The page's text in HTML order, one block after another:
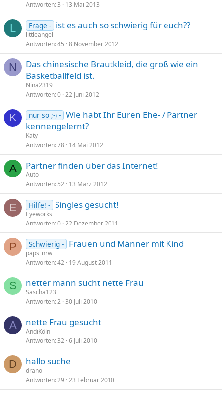
Antworten 3 13 Mai 2013
L Frage - ist es auch so schwierig für euch??
littleangel
Antworten 45 8 November 2012
N
Das chinesische Brautkleid, die groß wie ein
Basketballfeld ist.
Nina2319
Antworten 0 22 Juni 2012
K nur so ;-) - Wie habt Ihr Euren Ehe- / Partner
kennengelernt?
Katy
Antworten 78 14 Mai 2012
A Partner finden über das Internet!
Auto
Antworten 52 13 März 2012
E Hilfe! - Singles gesucht!
Eyeworks
Antworten 0 22 Dezember 2011
P Schwierig - Frauen und Männer mit Kind
paps_nrw
Antworten 42 19 August 2011
S netter mann sucht nette Frau
Sascha123
Antworten 2 30 Juli 2010
A nette Frau gesucht
AndiKöln
Antworten 32 6 Juli 2010
D hallo suche
drano
Antworten 29 23 Februar 2010